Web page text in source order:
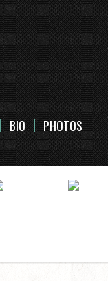
BIO PHOTOS